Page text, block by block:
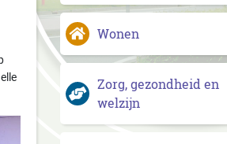
Wonen
Zorg, gezondheid en
welzijn